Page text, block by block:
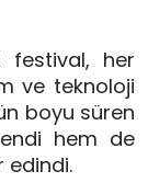
festival, her
ve teknoloji
boyu süren
hem de
edindi.